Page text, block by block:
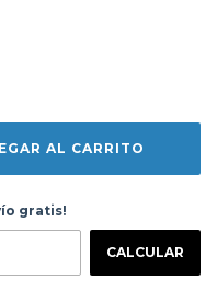
envío gratis!
CAMBIAR CP
gratis!
CALCULAR